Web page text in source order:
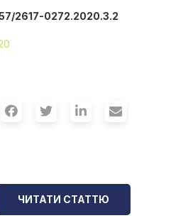
2617-0272.2020.3.2
ЧИТАТИ СТАТТЮ